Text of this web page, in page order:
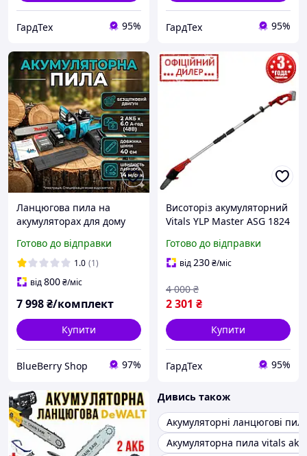
ГардТех 95% ГардТех 95%
Ланцюгова пила на
акумуляторах для дому
Портативна
акумуляторна пила для
сучків 40 см Пили для
обрізання гілок
Готово до відправки
1.0 (1)
від800₴/міс
7 998₴/комплект
Купити
BlueBerry Shop 97%
Висоторіз акумуляторний
Vitals YLP Master ASG 1824
8 м/с) для гілок
Готово до відправки
від230₴/міс
2 301 ₴
4 000 ₴
Купити
ГардТех 95%
Дивись також
Акумуляторні ланцюгові
Акумуляторна пила vitals akz